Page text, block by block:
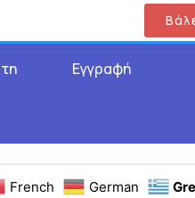
Εγγραφή
French German